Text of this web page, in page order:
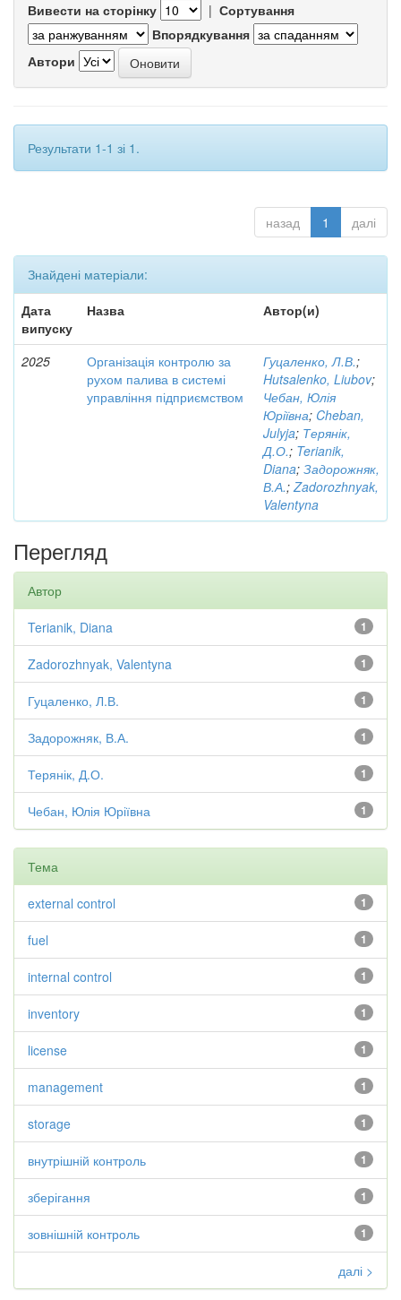
Вивести на сторінку | Сортування
Впорядкування
Автори
Результати 1-1 зі 1.
назад 1 далі
Знайдені матеріали:
Дата
випуску
Назва Автор(и)
2025
Організація контролю за
рухом палива в системі
управління підприємством
Гуцаленко, Л.В.;
Hutsalenko, Liubov;
Чебан, Юлія
Юріївна; Cheban,
Julyja; Терянік,
Д.О.; Terianik,
Diana; Задорожняк,
В.А.;Zadorozhnyak,
Valentyna
Перегляд
Автор
1
Terianik, Diana
1
Zadorozhnyak, Valentyna
1
Гуцаленко, Л.В.
1
Задорожняк, В.А.
1
Терянік, Д.О.
1
Чебан, Юлія Юріївна
Тема
1
external control
1
fuel
1
internal control
1
inventory
1
license
1
management
1
storage
1
внутрішній контроль
1
зберігання
1
зовнішній контроль
далі >